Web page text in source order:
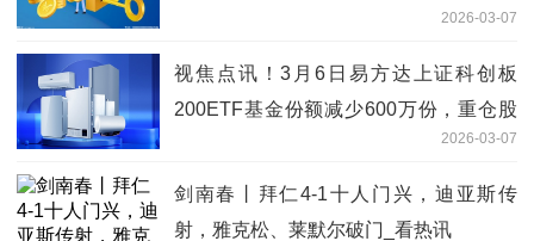
2026-03-07
视焦点讯！3月6日易方达上证科创板
200ETF基金份额减少600万份，重仓股
2026-03-07
剑南春丨拜仁4-1十人门兴，迪亚斯传
射，雅克松、莱默尔破门_看热讯